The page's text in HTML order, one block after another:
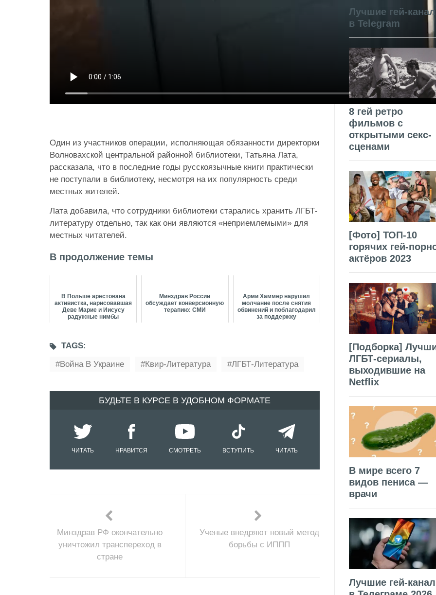
Один из участников операции, исполняющая обязанности директорки
Волновахской центральной районной библиотеки, Татьяна Лата,
рассказала, что в последние годы русскоязычные книги практически
не поступали в библиотеку, несмотря на их популярность среди
местных жителей.
Лата добавила, что сотрудники библиотеки старались хранить ЛГБТ-
литературу отдельно, так как они являются «неприемлемыми» для
местных читателей.
В продолжение темы
В Польше арестована
активистка, нарисовавшая
Деве Марие и Иисусу
радужные нимбы
Минздрав России
обсуждает конверсионную
терапию: СМИ
Арми Хаммер нарушил
молчание после снятия
обвинений и поблагодарил
за поддержку
TAGS:
Война В Украине
Квир-Литература ЛГБТ-Литература
БУДЬТЕ В КУРСЕ В УДОБНОМ ФОРМАТЕ
ЧИТАТЬ НРАВИТСЯ СМОТРЕТЬ ВСТУПИТЬ ЧИТАТЬ
Минздрав РФ окончательно
уничтожил транспереход в
стране
Ученые внедряют новый метод
борьбы с ИППП
Лучшие гей-
в Telegram
8 гей ретро
фильмов с
открытыми секс-
сценами
[Фото] ТОП-10
горячих гей-
актёров 2023
[Подборка]
ЛГБТ-сериалы,
выходившие на
Netflix
В мире всего 7
видов пениса —
врачи
Лучшие гей-